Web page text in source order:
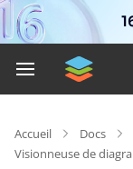
Accueil Docs
Visionneuse de